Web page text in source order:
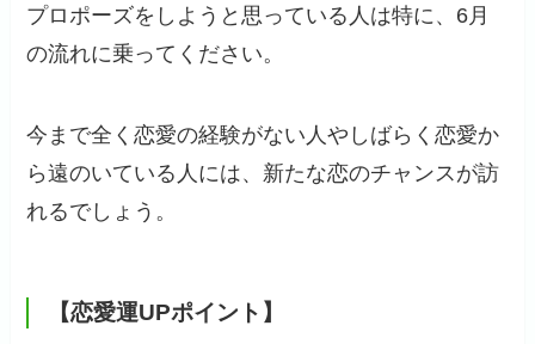
プロポーズをしようと思っている人は特に、6月
の流れに乗ってください。
今まで全く恋愛の経験がない人やしばらく恋愛か
ら遠のいている人には、新たな恋のチャンスが訪
れるでしょう。
【恋愛運UPポイント】